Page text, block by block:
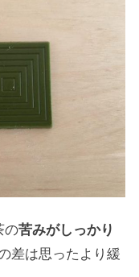
の苦みがしっかり
差は思ったより緩